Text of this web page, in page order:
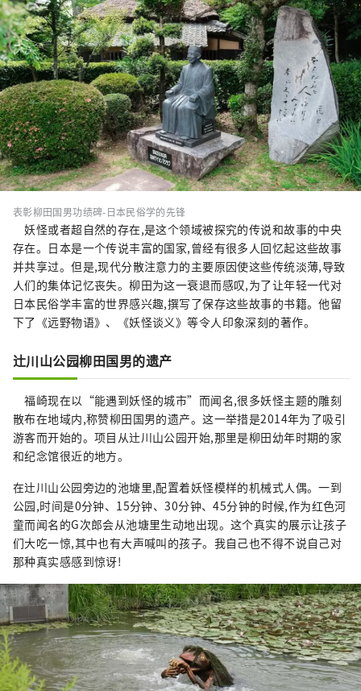
表彰柳田国男功绩碑-日本民俗学的先锋
妖怪或者超自然的存在,是这个领域被探究的传说和故事的中央
存在。日本是一个传说丰富的国家,曾经有很多人回忆起这些故事
并共享过。但是,现代分散注意力的主要原因使这些传统淡薄,导致
人们的集体记忆丧失。柳田为这一衰退而感叹,为了让年轻一代对
日本民俗学丰富的世界感兴趣,撰写了保存这些故事的书籍。他留
下了《远野物语》、《妖怪谈义》等令人印象深刻的著作。
辻川山公园柳田国男的遗产
福崎现在以“能遇到妖怪的城市”而闻名,很多妖怪主题的雕刻
散布在地域内,称赞柳田国男的遗产。这一举措是2014年为了吸引
游客而开始的。项目从辻川山公园开始,那里是柳田幼年时期的家
和纪念馆很近的地方。
在辻川山公园旁边的池塘里,配置着妖怪模样的机械式人偶。一到
公园,时间是0分钟、15分钟、30分钟、45分钟的时候,作为红色河
童而闻名的G次郎会从池塘里生动地出现。这个真实的展示让孩子
们大吃一惊,其中也有大声喊叫的孩子。我自己也不得不说自己对
那种真实感感到惊讶!